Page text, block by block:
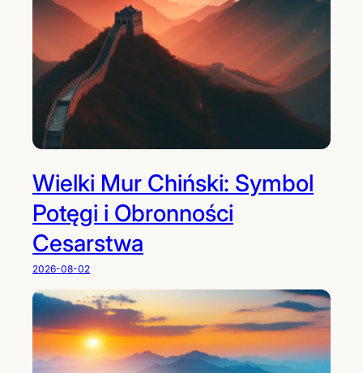
Wielki Mur Chiński: Symbol
Potęgi i Obronności
Cesarstwa
2026-08-02